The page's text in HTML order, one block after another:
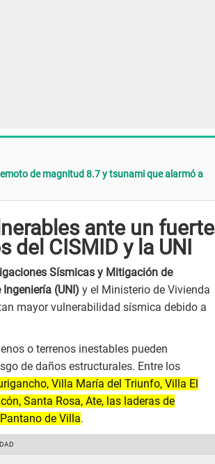
de magnitud 8.7 y tsunami que alarmó a
ante un fuerte
CISMID y la UNI
Sísmicas y Mitigación de
(UNI) y el Ministerio de Vivienda
mayor vulnerabilidad sísmica debido a
o terrenos inestables pueden
de daños estructurales. Entre los
Villa María del Triunfo, Villa El
Santa Rosa, Ate, las laderas de
de Villa.